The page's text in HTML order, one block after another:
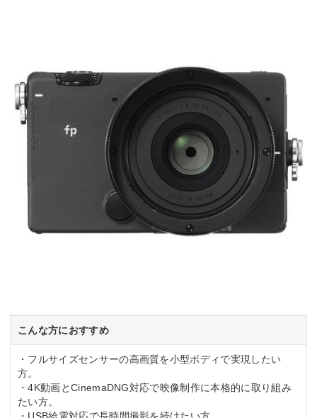
こんな方におすすめ
・フルサイズセンサーの高画質を小型ボディで実現したい
方。
・4K動画とCinemaDNG対応で映像制作に本格的に取り組み
たい方。
・USB給電対応で長時間撮影を続けたい方。